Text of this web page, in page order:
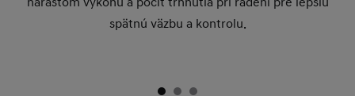
spätnú väzbu a kontrolu.